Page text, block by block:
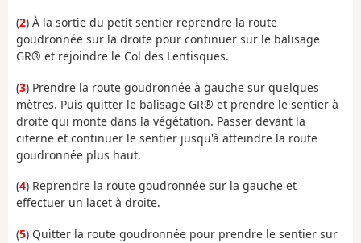
(2) À la sortie du petit sentier reprendre la route
goudronnée sur la droite pour continuer sur le balisage
GR® et rejoindre le Col des Lentisques.
(3) Prendre la route goudronnée à gauche sur quelques
mètres. Puis quitter le balisage GR® et prendre le sentier à
droite qui monte dans la végétation. Passer devant la
citerne et continuer le sentier jusqu'à atteindre la route
goudronnée plus haut.
(4) Reprendre la route goudronnée sur la gauche et
effectuer un lacet à droite.
(5) Quitter la route goudronnée pour prendre le sentier sur